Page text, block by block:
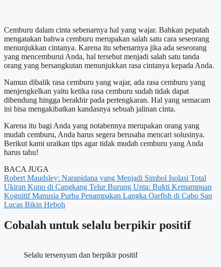
Cemburu dalam cinta sebenarnya hal yang wajar. Bahkan pepatah
mengatakan bahwa cemburu merupakan salah satu cara seseorang
menunjukkan cintanya. Karena itu sebenarnya jika ada seseorang
yang mencemburui Anda, hal tersebut menjadi salah satu tanda
orang yang bersangkutan menunjukkan rasa cintanya kepada Anda.
Namun dibalik rasa cemburu yang wajar, ada rasa cemburu yang
menjengkelkan yaitu ketika rasa cemburu sudah tidak dapat
dibendung hingga berakhir pada pertengkaran. Hal yang semacam
ini bisa mengakibatkan kandasnya sebuah jalinan cinta.
Karena itu bagi Anda yang notabennya merupakan orang yang
mudah cemburu, Anda harus segera berusaha mencari solusinya.
Berikut kami uraikan tips agar tidak mudah cemburu yang Anda
harus tahu!
BACA JUGA
Robert Maudsley: Narapidana yang Menjadi Simbol Isolasi Total
Ukiran Kuno di Cangkang Telur Burung Unta: Bukti Kemampuan
Kognitif Manusia Purba Penampakan Langka Oarfish di Cabo San
Lucas Bikin Heboh
Cobalah untuk selalu berpikir positif
Selalu tersenyum dan berpikir positif